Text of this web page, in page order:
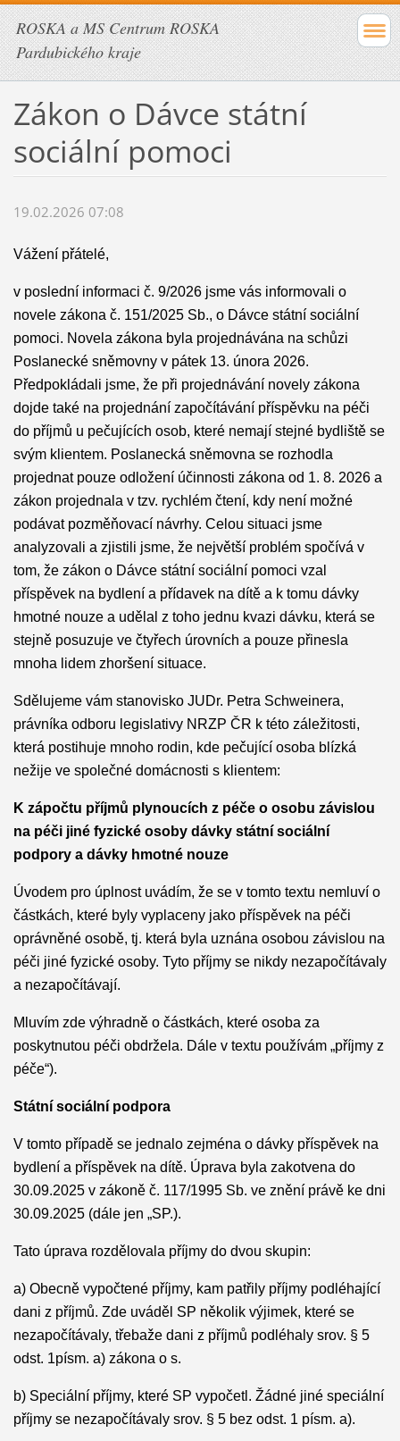
ROSKA a MS Centrum ROSKA
Pardubického kraje
Zákon o Dávce státní
sociální pomoci
19.02.2026 07:08
Vážení přátelé,
v poslední informaci č. 9/2026 jsme vás informovali o
novele zákona č. 151/2025 Sb., o Dávce státní sociální
pomoci. Novela zákona byla projednávána na schůzi
Poslanecké sněmovny v pátek 13. února 2026.
Předpokládali jsme, že při projednávání novely zákona
dojde také na projednání započítávání příspěvku na péči
do příjmů u pečujících osob, které nemají stejné bydliště se
svým klientem. Poslanecká sněmovna se rozhodla
projednat pouze odložení účinnosti zákona od 1. 8. 2026 a
zákon projednala v tzv. rychlém čtení, kdy není možné
podávat pozměňovací návrhy. Celou situaci jsme
analyzovali a zjistili jsme, že největší problém spočívá v
tom, že zákon o Dávce státní sociální pomoci vzal
příspěvek na bydlení a přídavek na dítě a k tomu dávky
hmotné nouze a udělal z toho jednu kvazi dávku, která se
stejně posuzuje ve čtyřech úrovních a pouze přinesla
mnoha lidem zhoršení situace.
Sdělujeme vám stanovisko JUDr. Petra Schweinera,
právníka odboru legislativy NRZP ČR k této záležitosti,
která postihuje mnoho rodin, kde pečující osoba blízká
nežije ve společné domácnosti s klientem:
K zápočtu příjmů plynoucích z péče o osobu závislou
na péči jiné fyzické osoby dávky státní sociální
podpory a dávky hmotné nouze
Úvodem pro úplnost uvádím, že se v tomto textu nemluví o
částkách, které byly vyplaceny jako příspěvek na péči
oprávněné osobě, tj. která byla uznána osobou závislou na
péči jiné fyzické osoby. Tyto příjmy se nikdy nezapočítávaly
a nezapočítávají.
Mluvím zde výhradně o částkách, které osoba za
poskytnutou péči obdržela. Dále v textu používám „příjmy z
péče“).
Státní sociální podpora
V tomto případě se jednalo zejména o dávky příspěvek na
bydlení a příspěvek na dítě. Úprava byla zakotvena do
30.09.2025 v zákoně č. 117/1995 Sb. ve znění právě ke dni
30.09.2025 (dále jen „SP.).
Tato úprava rozdělovala příjmy do dvou skupin:
a) Obecně vypočtené příjmy, kam patřily příjmy podléhající
dani z příjmů. Zde uváděl SP několik výjimek, které se
nezapočítávaly, třebaže dani z příjmů podléhaly srov. § 5
odst. 1písm. a) zákona o s.
b) Speciální příjmy, které SP vypočetl. Žádné jiné speciální
příjmy se nezapočítávaly srov. § 5 bez odst. 1 písm. a).